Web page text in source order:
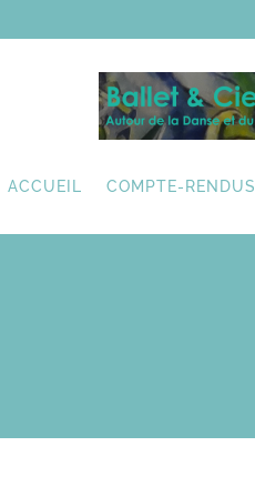
ACCUEIL COMPTE-RENDUS